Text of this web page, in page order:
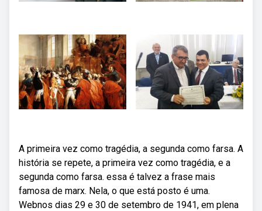
A primeira vez como tragédia, a segunda como farsa. A
história se repete, a primeira vez como tragédia, e a
segunda como farsa. essa é talvez a frase mais
famosa de marx. Nela, o que está posto é uma.
Webnos dias 29 e 30 de setembro de 1941, em plena